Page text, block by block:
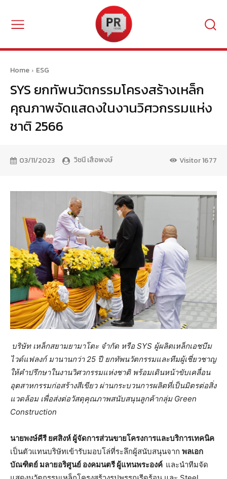
Home ESG
SYS ยกทัพนวัตกรรมโครงสร้างเหล็ก
คุณภาพจัดแสดงในงานวิศวกรรมแห่ง
ชาติ 2566
03/11/2023 วิชนี เสือพงษ์ Visitor1677
บริษัท เหล็กสยามยามาโตะ จำกัด หรือ SYS ผู้ผลิตเหล็กเอชบีม
ไวด์แฟลงก์ มานานกว่า 25 ปี ยกทัพนวัตกรรมและทีมผู้เชี่ยวชาญ
ให้คำปรึกษาในงานวิศวกรรมแห่งชาติ พร้อมเดินหน้าขับเคลื่อน
อุตสาหกรรมก่อสร้างสีเขียว ผ่านกระบวนการผลิตที่เป็นมิตรต่อสิ่ง
แวดล้อม เพื่อส่งต่อวัสดุคุณภาพสนับสนุนลูกค้ากลุ่ม Green
Construction
นายพงษ์คีรี ยศสิงห์ ผู้จัดการส่วนขายโครงการและบริการเทคนิค
เป็นตัวแทนบริษัทเข้ารับมอบโล่ที่ระลึกผู้สนับสนุนจาก พลเอก
บัณฑิตย์ มลายอริศูนย์ องคมนตรี ผู้แทนพระองค์ และนำทีมจัด